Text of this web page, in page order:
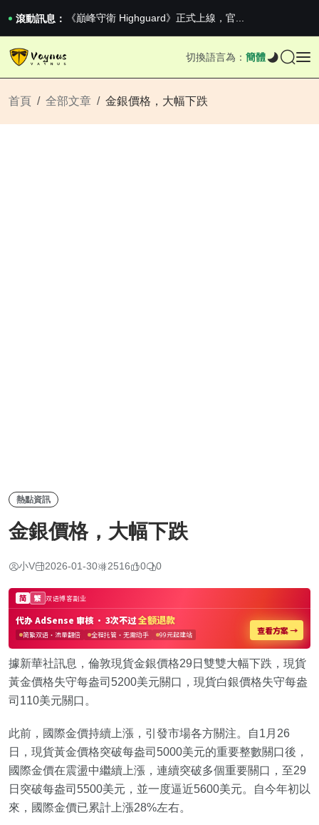
滾動訊息：
《巔峰守衛 Highguard》正式上線，官...
男生找物件最重要的是什麼？太真實了
2026澳網男單收官：全滿貫對上全滿亞，德約...
切換語言為： 簡體
首頁 全部文章 金銀價格，大幅下跌
熱點資訊
金銀價格，大幅下跌
小V 2026-01-30 2516 0 0
據新華社訊息，倫敦現貨金銀價格29日雙雙大幅下跌，現貨
黃金價格失守每盎司5200美元關口，現貨白銀價格失守每盎
司110美元關口。
此前，國際金價持續上漲，引發市場各方關注。自1月26
日，現貨黃金價格突破每盎司5000美元的重要整數關口後，
國際金價在震盪中繼續上漲，連續突破多個重要關口，至29
日突破每盎司5500美元，並一度逼近5600美元。自今年初以
來，國際金價已累計上漲28%左右。